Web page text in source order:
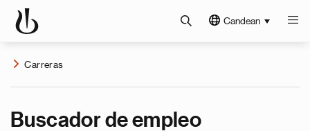
Candean
Carreras
Buscador de empleo